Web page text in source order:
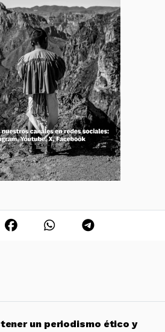
un periodismo ético y